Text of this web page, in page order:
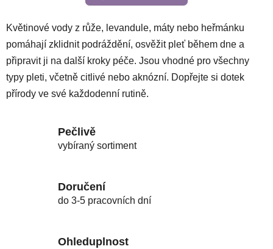
Květinové vody z růže, levandule, máty nebo heřmánku
pomáhají zklidnit podráždění, osvěžit pleť během dne a
připravit ji na další kroky péče. Jsou vhodné pro všechny
typy pleti, včetně citlivé nebo aknózní. Dopřejte si dotek
přírody ve své každodenní rutině.
Pečlivě
vybíraný sortiment
Doručení
do 3-5 pracovních dní
Ohleduplnost